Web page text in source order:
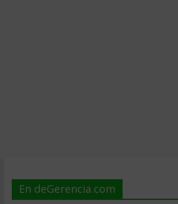
En deGerencia.com